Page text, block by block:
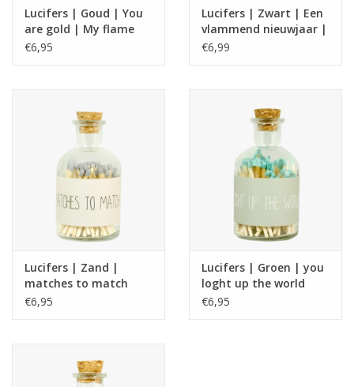
Lucifers | Goud | You
are gold | My flame
€6,95
Lucifers | Zwart | Een
vlammend nieuwjaar |
My Flame
€6,99
Lucifers | Zand |
matches to match
€6,95
Lucifers | Groen | you
loght up the world
€6,95